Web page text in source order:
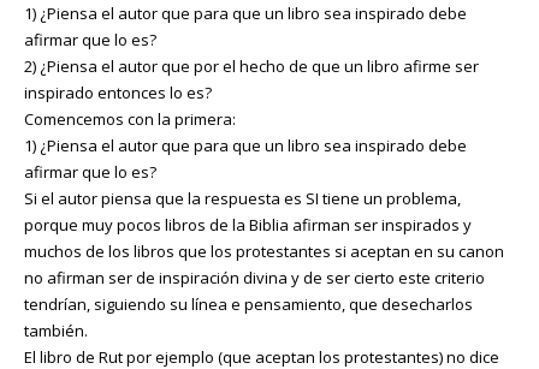
1) ¿Piensa el autor que para que un libro sea inspirado debe
afirmar que lo es?
2) ¿Piensa el autor que por el hecho de que un libro afirme ser
inspirado entonces lo es?
Comencemos con la primera:
1) ¿Piensa el autor que para que un libro sea inspirado debe
afirmar que lo es?
Si el autor piensa que la respuesta es SI tiene un problema,
porque muy pocos libros de la Biblia afirman ser inspirados y
muchos de los libros que los protestantes si aceptan en su canon
no afirman ser de inspiración divina y de ser cierto este criterio
tendrían, siguiendo su línea e pensamiento, que desecharlos
también.
El libro de Rut por ejemplo (que aceptan los protestantes) no dice